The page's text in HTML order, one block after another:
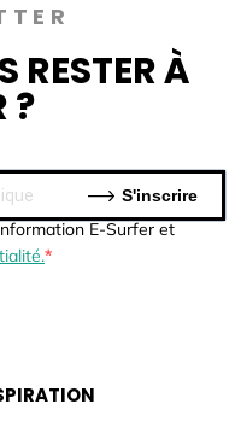
RESTER À
?
E-Surfer et
S'inscrire